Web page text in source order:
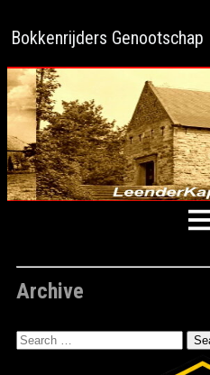
Bokkenrijders Genootschap
Archive